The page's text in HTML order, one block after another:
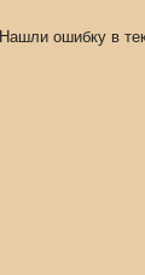
Нашли ошибку в